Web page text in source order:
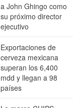
a John Ghingo como
su próximo director
ejecutivo
Exportaciones de
cerveza mexicana
superan los 6,400
mdd y llegan a 98
países